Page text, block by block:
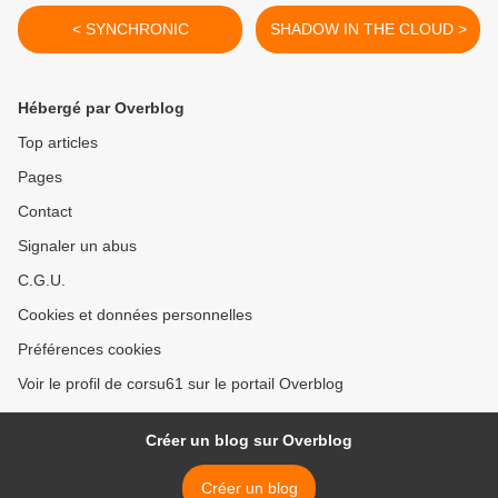
< SYNCHRONIC SHADOW IN THE CLOUD >
Hébergé par Overblog
Top articles
Pages
Contact
Signaler un abus
C.G.U.
Cookies et données personnelles
Préférences cookies
Voir le profil de corsu61 sur le portail Overblog
Créer un blog sur Overblog
Créer un blog